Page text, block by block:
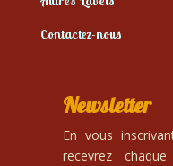
Contactez-nous
Newsletter
En vous
recevrez